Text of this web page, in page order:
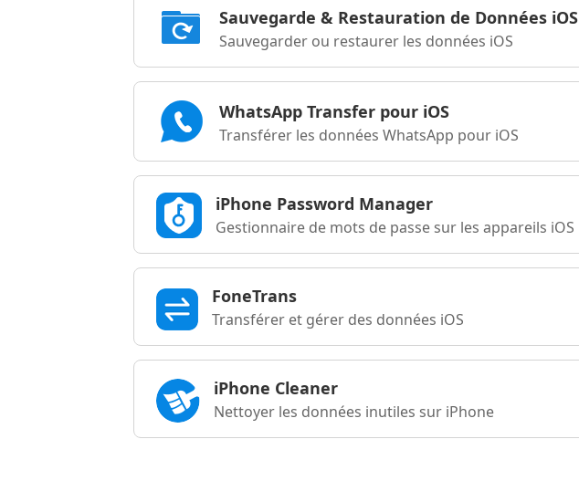
Sauvegarde & Restauration de Données iOS
Sauvegarder ou restaurer les données iOS
WhatsApp Transfer pour iOS
Transférer les données WhatsApp pour iOS
iPhone Password Manager
Gestionnaire de mots de passe sur les appareils iOS
FoneTrans
Transférer et gérer des données iOS
iPhone Cleaner
Nettoyer les données inutiles sur iPhone